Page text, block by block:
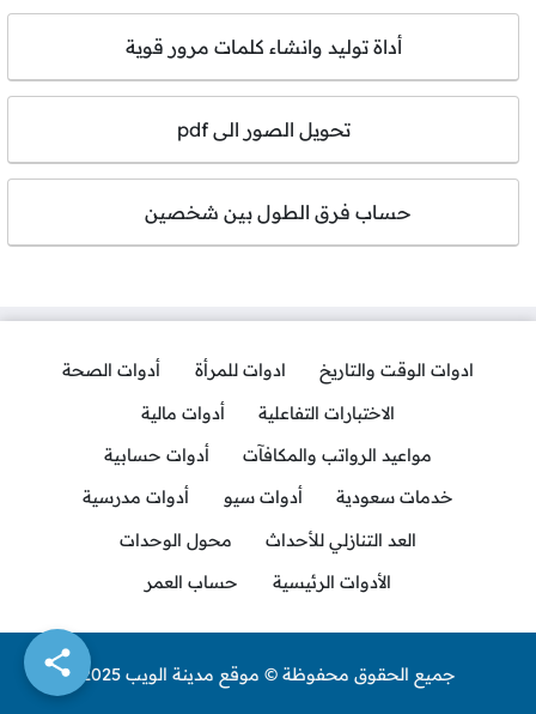
أداة توليد وانشاء كلمات مرور قوية
تحويل الصور الى pdf
حساب فرق الطول بين شخصين
ادوات الوقت والتاريخ ادوات للمرأة
أدوات الصحة
الاختبارات التفاعلية
أدوات مالية
مواعيد الرواتب والمكافآت
أدوات حسابية
خدمات سعودية
أدوات سيو
أدوات مدرسية
العد التنازلي للأحداث
محول الوحدات
الأدوات الرئيسية
حساب العمر
جميع الحقوق محفوظة © موقع مدينة الويب 2025